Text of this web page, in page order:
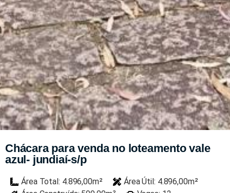
Chácara para venda no loteamento vale
azul- jundiaí-s/p
Área Total: 4.896,00m²
Área Útil: 4.896,00m²